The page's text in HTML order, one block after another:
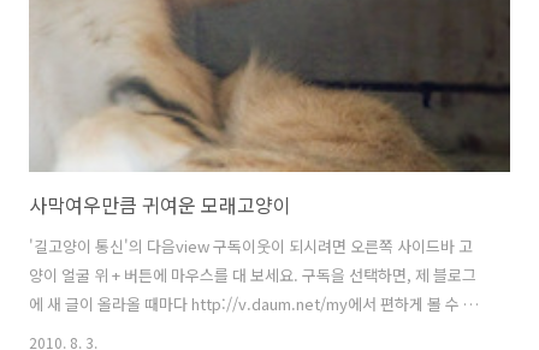
사막여우만큼 귀여운 모래고양이
'길고양이 통신'의 다음view 구독이웃이 되시려면 오른쪽 사이드바 고
양이 얼굴 위 + 버튼에 마우스를 대 보세요. 구독을 선택하면, 제 블로그
에 새 글이 올라올 때마다 http://v.daum.net/my에서 편하게 볼 수 있
습니다. (구독이웃 등록은 다음넷 로그인 후 가능합니다.) 길고양이뿐 아
2010. 8. 3.